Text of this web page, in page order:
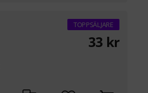
TOPPSÄLJARE
33 kr